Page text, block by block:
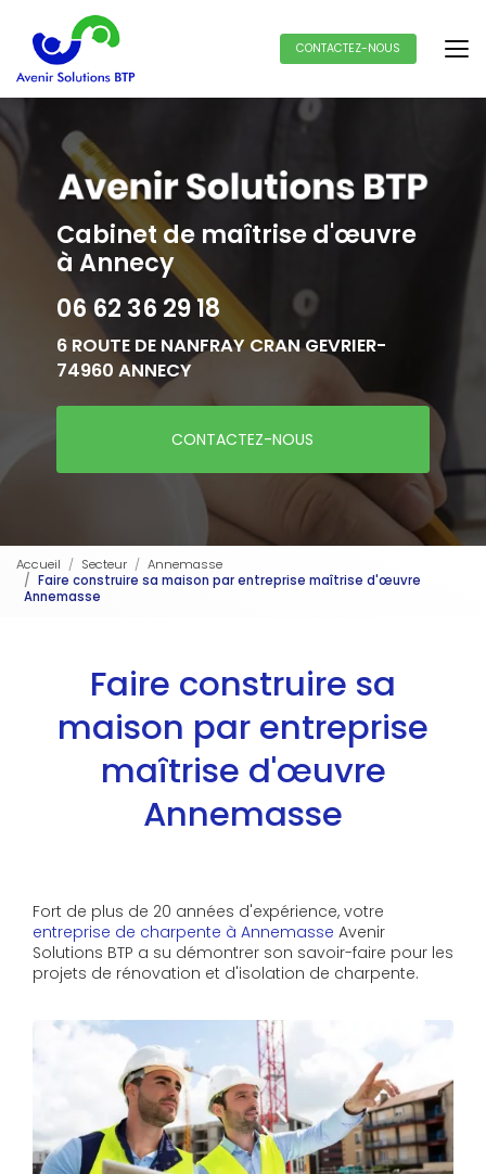
contenu
principal
CONTACTEZ-NOUS
Cabinet de maîtrise d'œuvre
à Annecy
06 62 36 29 18
6 ROUTE DE NANFRAY CRAN GEVRIER-
74960 ANNECY
CONTACTEZ-NOUS
Accueil Secteur
Annemasse
Faire construire sa maison par entreprise maîtrise d'œuvre
Annemasse
Faire construire sa
maison par entreprise
maîtrise d'œuvre
Annemasse
Fort de plus de 20 années d'expérience, votre
entreprise de charpente à Annemasse Avenir
Solutions BTP a su démontrer son savoir-faire pour les
projets de rénovation et d'isolation de charpente.